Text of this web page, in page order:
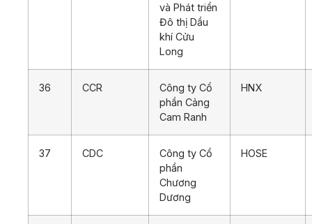
và Phát triển
Đô thị Dầu
khí Cửu
Long
36 CCR
Công ty Cổ
phần Cảng
Cam Ranh
HNX
37 CDC
Công ty Cổ
phần
Chương
Dương
HOSE